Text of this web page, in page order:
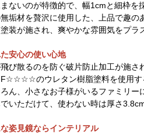
ないのが特徴的で、幅1cmと細枠を
垢材を贅沢に使用した、上品で趣の
装が施され、爽やかな雰囲気をプラ
安心の使い心地
び散るのを防ぐ破片防止加工が施さ
のウレタン樹脂塗料を使用す
ん、小さなお子様がいるファミリー
いただけて、使わない時は厚さ
姿見鏡ならインテリアル